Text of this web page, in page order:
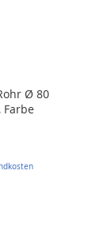
Ø 80
Farbe